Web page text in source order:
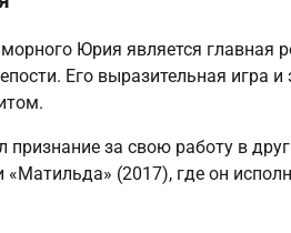
Юрия является главная
Его выразительная игра
за свою работу в
(2017), где он